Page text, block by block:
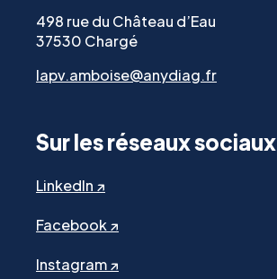
498 rue du Château d’Eau
37530 Chargé
lapv.amboise@anydiag.fr
Sur les réseaux sociaux
LinkedIn ↗
Facebook ↗
Instagram ↗